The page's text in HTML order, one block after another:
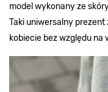
model wykonany ze
Taki uniwersalny
kobiecie bez względu na